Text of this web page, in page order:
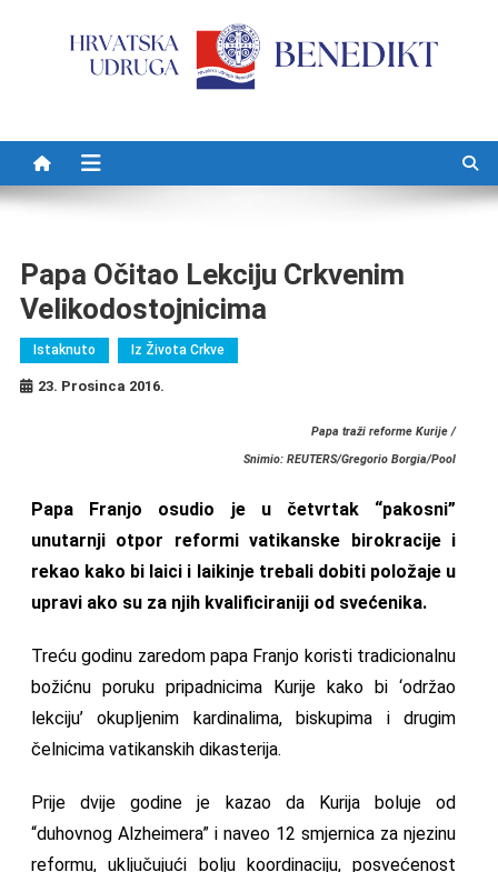
Papa Očitao Lekciju Crkvenim
Velikodostojnicima
Istaknuto Iz Života Crkve
23. Prosinca 2016.
Papa traži reforme Kurije /
Snimio: REUTERS/Gregorio Borgia/Pool
Papa Franjo osudio je u četvrtak “pakosni”
unutarnji otpor reformi vatikanske birokracije i
rekao kako bi laici i laikinje trebali dobiti položaje u
upravi ako su za njih kvalificiraniji od svećenika.
Treću godinu zaredom papa Franjo koristi tradicionalnu
božićnu poruku pripadnicima Kurije kako bi ‘održao
lekciju’ okupljenim kardinalima, biskupima i drugim
čelnicima vatikanskih dikasterija.
Prije dvije godine je kazao da Kurija boluje od
“duhovnog Alzheimera” i naveo 12 smjernica za njezinu
reformu, uključujući bolju koordinaciju, posvećenost